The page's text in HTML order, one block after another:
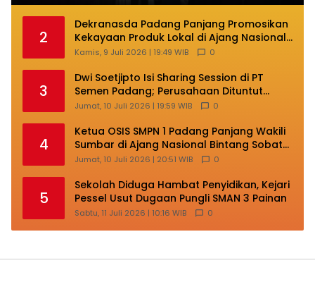
2
Dekranasda Padang Panjang Promosikan
Kekayaan Produk Lokal di Ajang Nasional
Makassar
Kamis, 9 Juli 2026 | 19:49 WIB 0
3
Dwi Soetjipto Isi Sharing Session di PT
Semen Padang; Perusahaan Dituntut
Lakukan Transformasi
Jumat, 10 Juli 2026 | 19:59 WIB 0
4
Ketua OSIS SMPN 1 Padang Panjang Wakili
Sumbar di Ajang Nasional Bintang Sobat
SMP
Jumat, 10 Juli 2026 | 20:51 WIB 0
5
Sekolah Diduga Hambat Penyidikan, Kejari
Pessel Usut Dugaan Pungli SMAN 3 Painan
Sabtu, 11 Juli 2026 | 10:16 WIB 0